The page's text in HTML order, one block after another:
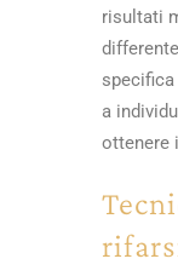
risultati
a
ottenere